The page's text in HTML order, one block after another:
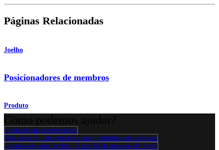
Páginas Relacionadas
Joelho
Posicionadores de membros
Produto
Contacte um representante
Veja eventos, laboratórios e oportunidades educacionais
Inscreva-se para receber: O que há de novo na Arthrex?